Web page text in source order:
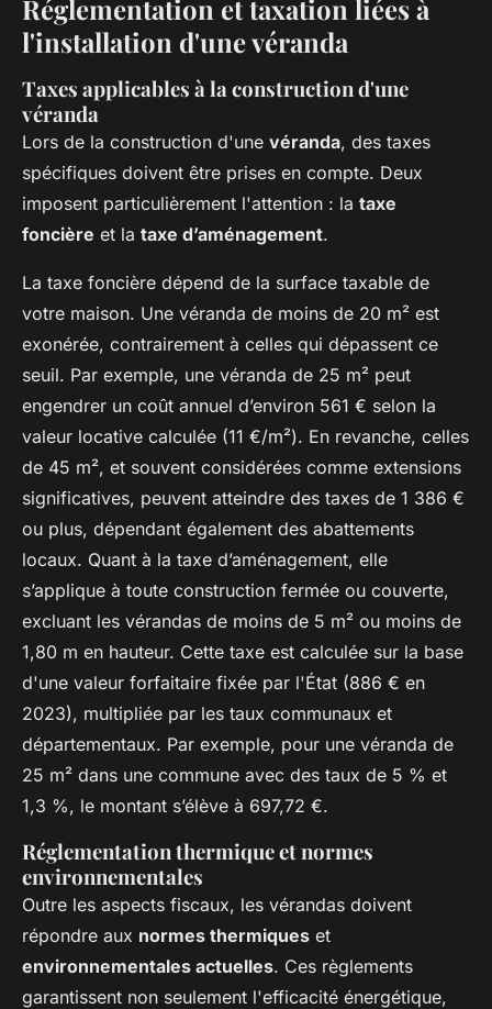
Réglementation et taxation liées à
l'installation d'une véranda
Taxes applicables à la construction d'une
véranda
Lors de la construction d'une véranda, des taxes
spécifiques doivent être prises en compte. Deux
imposent particulièrement l'attention : la taxe
foncière et la taxe d’aménagement.
La taxe foncière dépend de la surface taxable de
votre maison. Une véranda de moins de 20 m² est
exonérée, contrairement à celles qui dépassent ce
seuil. Par exemple, une véranda de 25 m² peut
engendrer un coût annuel d’environ 561 € selon la
valeur locative calculée (11 €/m²). En revanche, celles
de 45 m², et souvent considérées comme extensions
significatives, peuvent atteindre des taxes de 1 386 €
ou plus, dépendant également des abattements
locaux. Quant à la taxe d’aménagement, elle
s’applique à toute construction fermée ou couverte,
excluant les vérandas de moins de 5 m² ou moins de
1,80 m en hauteur. Cette taxe est calculée sur la base
d'une valeur forfaitaire fixée par l'État (886 € en
2023), multipliée par les taux communaux et
départementaux. Par exemple, pour une véranda de
25 m² dans une commune avec des taux de 5 % et
1,3 %, le montant s’élève à 697,72 €.
Réglementation thermique et normes
environnementales
Outre les aspects fiscaux, les vérandas doivent
répondre aux normes thermiques et
environnementales actuelles. Ces règlements
garantissent non seulement l'efficacité énergétique,